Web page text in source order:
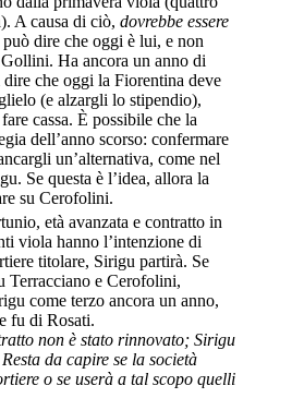
A causa di ciò, dovrebbe essere
dire che oggi è lui, e non
Ha ancora un anno di
che oggi la Fiorentina deve
(e alzargli lo stipendio),
cassa. È possibile che la
dell’anno scorso: confermare
un’alternativa, come nel
Se questa è l’idea, allora la
su Cerofolini.
età avanzata e contratto in
viola hanno l’intenzione di
titolare, Sirigu partirà. Se
Terracciano e Cerofolini,
come terzo ancora un anno,
fu di Rosati.
non è stato rinnovato; Sirigu
da capire se la società
o se userà a tal scopo quelli